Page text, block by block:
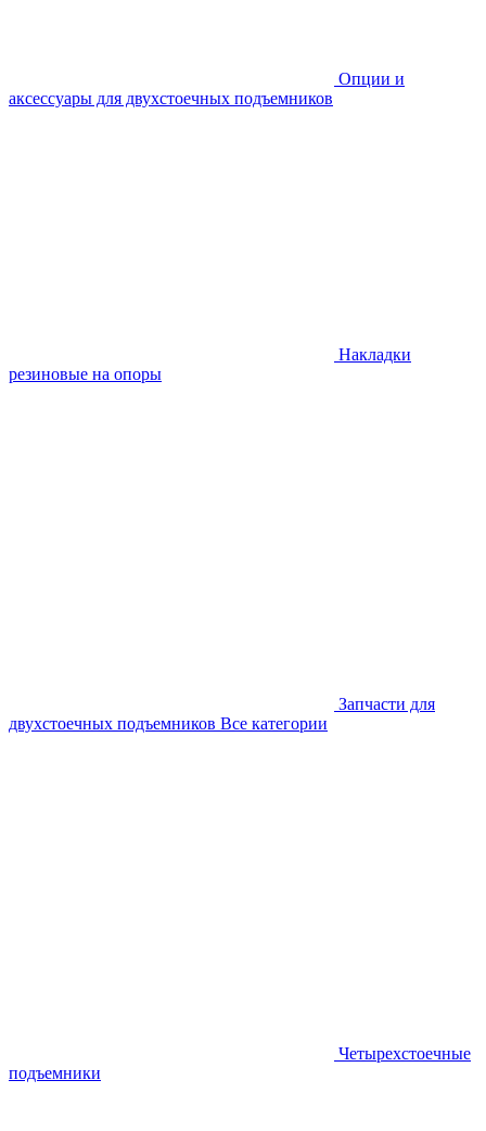
Опции и
аксессуары для двухстоечных подъемников
Накладки
резиновые на опоры
Запчасти для
двухстоечных подъемников Все категории
Четырехстоечные
подъемники